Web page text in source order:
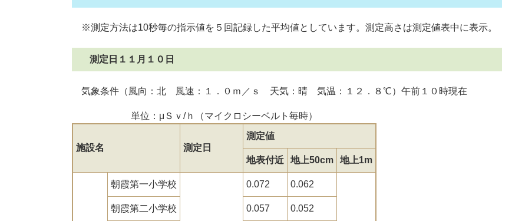
※測定方法は10秒毎の指示値を５回記録した平均値としています。測定高さは測定値表中に表示。
測定日１１月１０日
気象条件（風向：北 風速：１．０ｍ／ｓ 天気：晴 気温：１２．８℃）午前１０時現在
単位：μＳｖ/ｈ（マイクロシーベルト毎時）
施設名 測定日
測定値
地表付近 地上50cm 地上1m
朝霞第一小学校 0.072 0.062
朝霞第二小学校 0.057 0.052